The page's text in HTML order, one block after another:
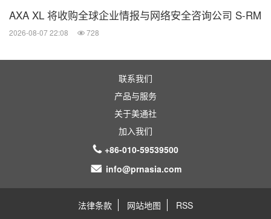
AXA XL 将收购全球企业情报与网络安全咨询公司 S-RM
2026-08-07 22:08 728
联系我们
产品与服务
关于美通社
加入我们
+86-010-59539500
info@prnasia.com
法律条款 网站地图 RSS